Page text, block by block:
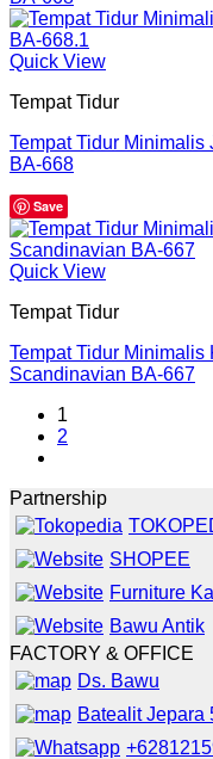
Quick View
Tempat Tidur
Tempat Tidur
BA-668
Save
Quick View
Tempat Tidur
Tempat Tidur
Scandinavian BA-667
1
2
Partnership
SHOPEE
Furniture
Bawu Antik
FACTORY & OFFICE
Ds. Bawu
Batealit Jepara